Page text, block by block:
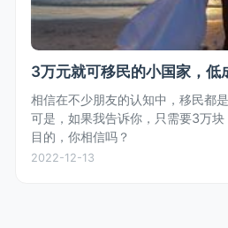
3万元就可移民的小国家，低
相信在不少朋友的认知中，移民都
可是，如果我告诉你，只需要3万
目的，你相信吗？
2022-12-13